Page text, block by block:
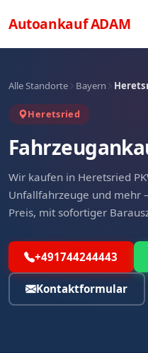
AutoankaufADAM
Alle Standorte Bayern
Heretsried
Wir kaufen in Heretsried
Unfallfahrzeuge und
Preis, mit sofortiger
+491744244443
Kontaktformular